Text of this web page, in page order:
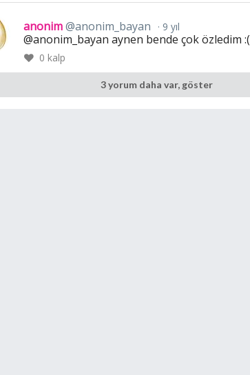
anonim@anonim_bayan 9 yıl
@anonim_bayan aynen bende çok özledim :(
0 kalp
3 yorum daha var, göster